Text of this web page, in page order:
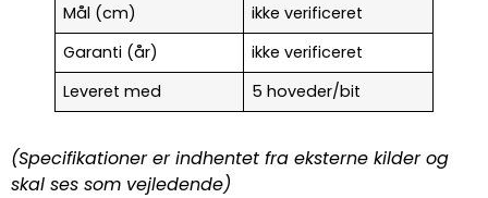
Mål (cm)
ikke verificeret
Garanti (år)
ikke verificeret
Leveret med
5 hoveder/bit
(Specifikationer er indhentet fra eksterne kilder og
skal ses som vejledende)